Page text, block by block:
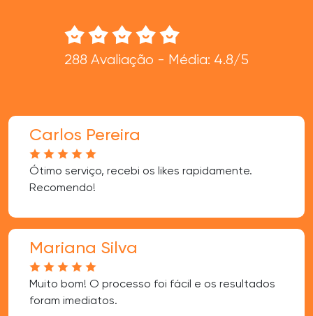
288 Avaliação - Média: 4.8/5
Carlos Pereira
Ótimo serviço, recebi os likes rapidamente.
Recomendo!
Mariana Silva
Muito bom! O processo foi fácil e os resultados
foram imediatos.